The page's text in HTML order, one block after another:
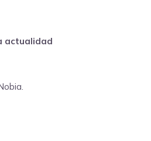
actualidad